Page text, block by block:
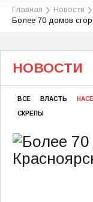
Главная Новости
Более 70 домов
НОВОСТИ
ВСЕ ВЛАСТЬ
СКРЕПЫ